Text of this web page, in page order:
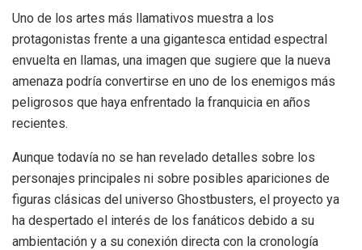
Uno de los artes más llamativos muestra a los
protagonistas frente a una gigantesca entidad espectral
envuelta en llamas, una imagen que sugiere que la nueva
amenaza podría convertirse en uno de los enemigos más
peligrosos que haya enfrentado la franquicia en años
recientes.
Aunque todavía no se han revelado detalles sobre los
personajes principales ni sobre posibles apariciones de
figuras clásicas del universo Ghostbusters, el proyecto ya
ha despertado el interés de los fanáticos debido a su
ambientación y a su conexión directa con la cronología